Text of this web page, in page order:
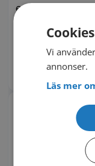
ensam
104 min
Never Look
professor
förhållandet –
Cookies
Vi
annonser.
Läs mer